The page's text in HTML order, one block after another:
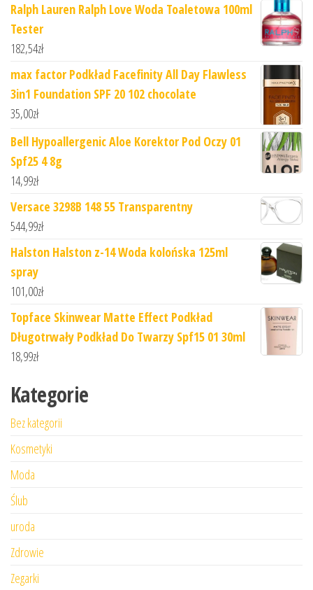
Ralph Lauren Ralph Love Woda Toaletowa 100ml
Tester
182,54zł
max factor Podkład Facefinity All Day Flawless
3in1 Foundation SPF 20 102 chocolate
35,00zł
Bell Hypoallergenic Aloe Korektor Pod Oczy 01
Spf25 4 8g
14,99zł
Versace 3298B 148 55 Transparentny
544,99zł
Halston Halston z-14 Woda kolońska 125ml
spray
101,00zł
Topface Skinwear Matte Effect Podkład
Długotrwały Podkład Do Twarzy Spf15 01 30ml
18,99zł
Kategorie
Bez kategorii
Kosmetyki
Moda
Ślub
uroda
Zdrowie
Zegarki